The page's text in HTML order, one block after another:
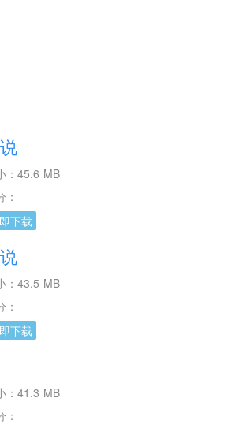
：45.6 MB
：
下载
：43.5 MB
：
下载
：41.3 MB
：